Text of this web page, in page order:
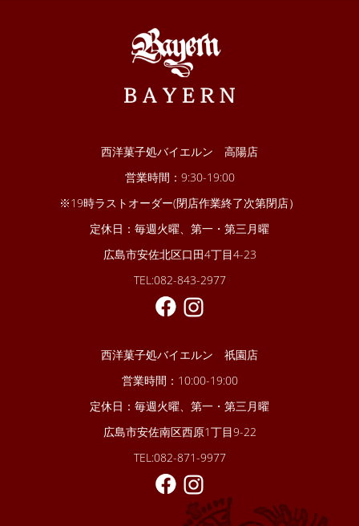
西洋菓子処バイエルン 高陽店
営業時間：9:30-19:00
※19時ラストオーダー(閉店作業終了次第閉店）
定休日：毎週火曜、第一・第三月曜
広島市安佐北区口田4丁目4-23
TEL:082-843-2977
西洋菓子処バイエルン 祇園店
営業時間：10:00-19:00
定休日：毎週火曜、第一・第三月曜
広島市安佐南区西原1丁目9-22
TEL:082-871-9977